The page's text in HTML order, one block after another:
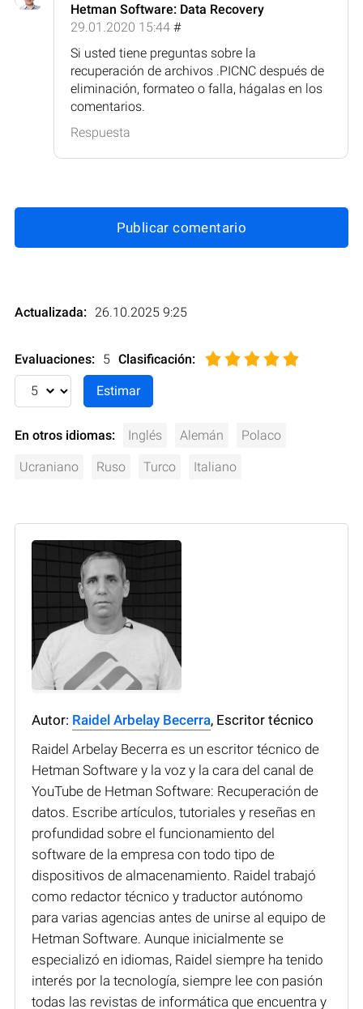
Hetman Software: Data Recovery
29.01.2020 15:44 #
Si usted tiene preguntas sobre la
recuperación de archivos .PICNC después de
eliminación, formateo o falla, hágalas en los
comentarios.
Respuesta
Publicar comentario
Actualizada: 26.10.2025 9:25
Evaluaciones: 5 Clasificación:
En otros idiomas: Inglés Alemán Polaco
Ucraniano Ruso Turco Italiano
Autor: Raidel Arbelay Becerra, Escritor técnico
Raidel Arbelay Becerra es un escritor técnico de
Hetman Software y la voz y la cara del canal de
YouTube de Hetman Software: Recuperación de
datos. Escribe artículos, tutoriales y reseñas en
profundidad sobre el funcionamiento del
software de la empresa con todo tipo de
dispositivos de almacenamiento. Raidel trabajó
como redactor técnico y traductor autónomo
para varias agencias antes de unirse al equipo de
Hetman Software. Aunque inicialmente se
especializó en idiomas, Raidel siempre ha tenido
interés por la tecnología, siempre lee con pasión
todas las revistas de informática que encuentra y